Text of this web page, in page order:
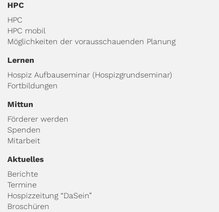
HPC
HPC
HPC mobil
Möglichkeiten der vorausschauenden Planung
Lernen
Hospiz Aufbauseminar (Hospizgrundseminar)
Fortbildungen
Mittun
Förderer werden
Spenden
Mitarbeit
Aktuelles
Berichte
Termine
Hospizzeitung “DaSein”
Broschüren